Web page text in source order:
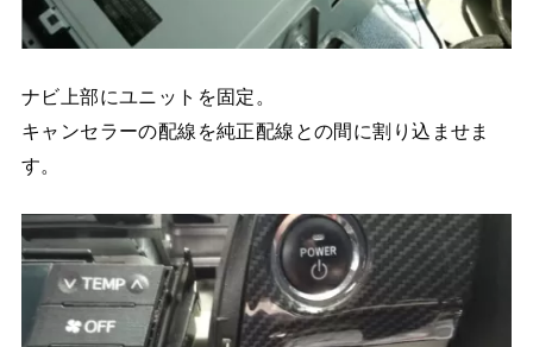
ナビ上部にユニットを固定。
キャンセラーの配線を純正配線との間に割り込ませま
す。